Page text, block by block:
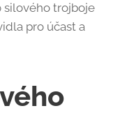
silového trojboje
pro účast a